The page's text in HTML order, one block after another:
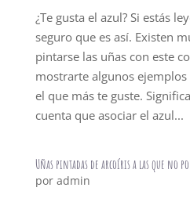
¿Te gusta el azul? Si estás
seguro que es así. Existen
pintarse las uñas con este
mostrarte algunos
el que más te guste.
cuenta que asociar el azul...
Uñas pintadas de arcoíris a las que no
por admin